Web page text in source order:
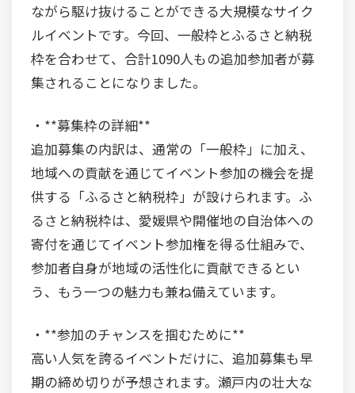
ながら駆け抜けることができる大規模なサイク
ルイベントです。今回、一般枠とふるさと納税
枠を合わせて、合計1090人もの追加参加者が募
集されることになりました。
・**募集枠の詳細**
追加募集の内訳は、通常の「一般枠」に加え、
地域への貢献を通じてイベント参加の機会を提
供する「ふるさと納税枠」が設けられます。ふ
るさと納税枠は、愛媛県や開催地の自治体への
寄付を通じてイベント参加権を得る仕組みで、
参加者自身が地域の活性化に貢献できるとい
う、もう一つの魅力も兼ね備えています。
・**参加のチャンスを掴むために**
高い人気を誇るイベントだけに、追加募集も早
期の締め切りが予想されます。瀬戸内の壮大な